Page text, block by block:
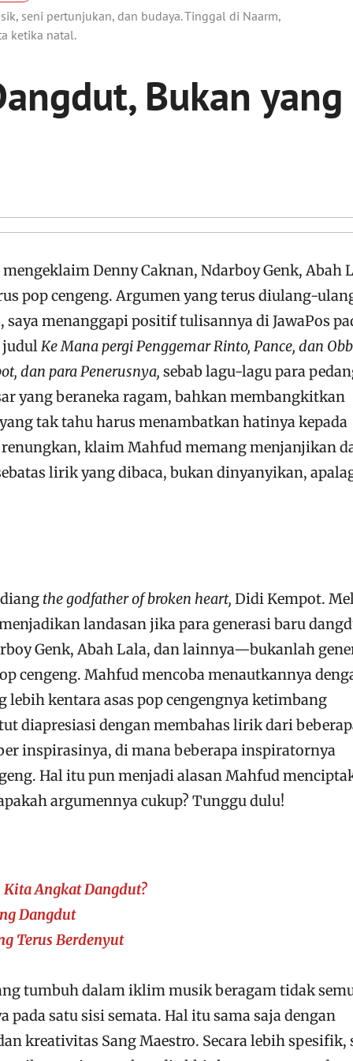
seni pertunjukan, dan budaya. Tinggal di Naarm,
ketika natal.
Bukan yang
Denny Caknan, Ndarboy Genk, Abah
pop cengeng. Argumen yang terus diulang-
menanggapi positif tulisannya di JawaPos
judulKe Mana pergi Penggemar Rinto, Pance, dan
dan para Penerusnya, sebab lagu-lagu para
yang beraneka ragam, bahkan membangkitkan
tak tahu harus menambatkan hatinya kepada
renungkan, klaim Mahfud memang menjanjikan
lirik yang dibaca, bukan dinyanyikan,
the godfather of broken heart, Didi Kempot.
landasan jika para generasi baru
Genk, Abah Lala, dan lainnya—bukanlah
cengeng. Mahfud mencoba menautkannya
lebih kentara asas pop cengengnya ketimbang
diapresiasi dengan membahas lirik dari
inspirasinya, di mana beberapa inspiratornya
Hal itu pun menjadi alasan Mahfud
argumennya cukup? Tunggu dulu!
Kita Angkat Dangdut?
Dangdut
Terus Berdenyut
tumbuh dalam iklim musik beragam tidak
pada satu sisi semata. Hal itu sama saja dengan
kreativitas Sang Maestro. Secara lebih spesifik,